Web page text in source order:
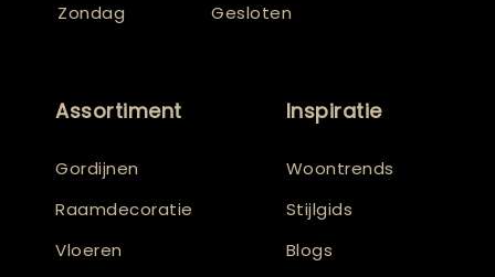
Zondag
Gesloten
Assortiment
Gordijnen
Raamdecoratie
Vloeren
Inspiratie
Woontrends
Stijlgids
Blogs